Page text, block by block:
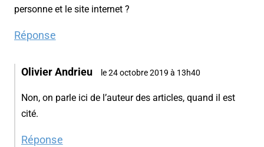
personne et le site internet ?
Réponse
Olivier Andrieu le 24 octobre 2019 à 13h40
Non, on parle ici de l’auteur des articles, quand il est
cité.
Réponse